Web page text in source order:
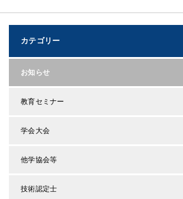
カテゴリー
お知らせ
教育セミナー
学会大会
他学協会等
技術認定士